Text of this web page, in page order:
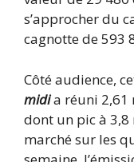
s’approcher du
cagnotte de 593
Côté audience,
midia réuni 2,61
dont un pic à
marché sur les